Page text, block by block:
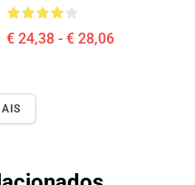
€ 24,38 - € 28,06